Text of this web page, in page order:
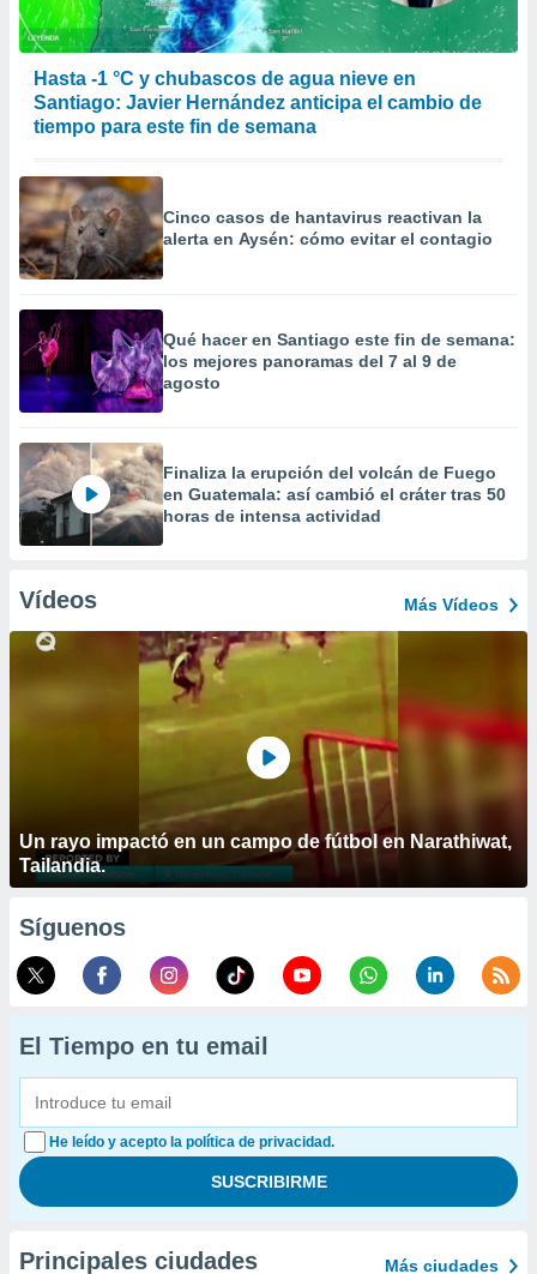
Hasta -1 °C y chubascos de agua nieve en
Santiago: Javier Hernández anticipa el cambio de
tiempo para este fin de semana
Cinco casos de hantavirus reactivan la
alerta en Aysén: cómo evitar el contagio
Qué hacer en Santiago este fin de semana:
los mejores panoramas del 7 al 9 de
agosto
Finaliza la erupción del volcán de Fuego
en Guatemala: así cambió el cráter tras 50
horas de intensa actividad
Vídeos Más Vídeos
Un rayo impactó en un campo de fútbol en Narathiwat,
Tailandia.
Síguenos
El Tiempo en tu email
He leído y acepto la política de privacidad.
Principales ciudades Más ciudades